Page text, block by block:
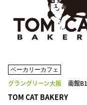
ベーカリーカフェ
グラングリーン大阪 南館
TOM CAT BAKERY